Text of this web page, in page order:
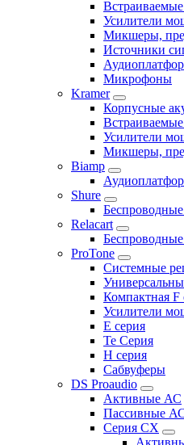
Усилители
Микшеры,
Источники
Микрофоны
Kramer
Корпусные
Усилители
Микшеры,
Biamp
Shure
Relacart
ProTone
Системные
Компактная F
Усилители
E серия
Te Серия
H серия
Сабвуферы
DS Proaudio
Активные АС
Пассивные
Серия CX